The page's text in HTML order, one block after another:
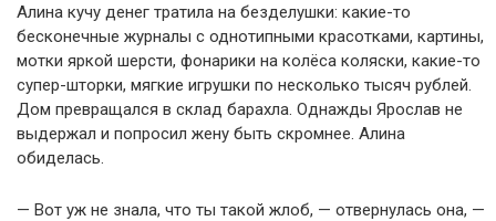
Алина кучу денег тратила на безделушки: какие-то
бесконечные журналы с однотипными красотками, картины,
мотки яркой шерсти, фонарики на колёса коляски, какие-то
супер-шторки, мягкие игрушки по несколько тысяч рублей.
Дом превращался в склад барахла. Однажды Ярослав не
выдержал и попросил жену быть скромнее. Алина
обиделась.
— Вот уж не знала, что ты такой жлоб, — отвернулась она, —